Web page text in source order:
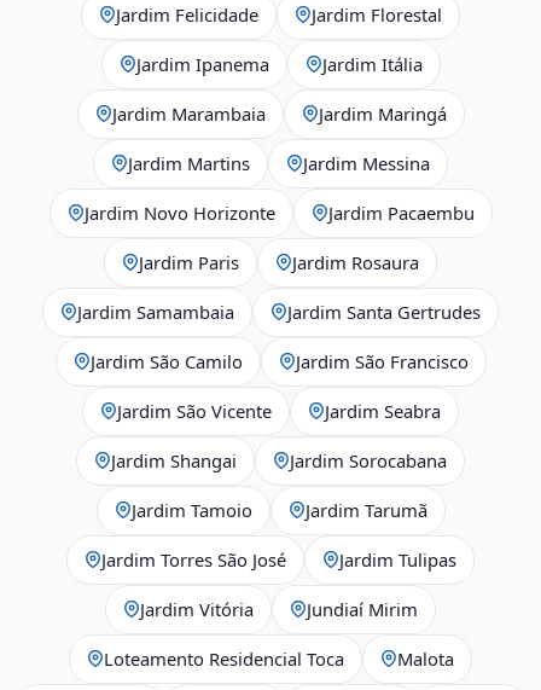
Jardim Felicidade Jardim Florestal
Jardim Ipanema Jardim Itália
Jardim Marambaia Jardim Maringá
Jardim Martins Jardim Messina
Jardim Novo Horizonte Jardim Pacaembu
Jardim Paris Jardim Rosaura
Jardim Samambaia Jardim Santa Gertrudes
Jardim São Camilo Jardim São Francisco
Jardim São Vicente Jardim Seabra
Jardim Shangai Jardim Sorocabana
Jardim Tamoio Jardim Tarumã
Jardim Torres São José Jardim Tulipas
Jardim Vitória Jundiaí Mirim
Loteamento Residencial Toca Malota